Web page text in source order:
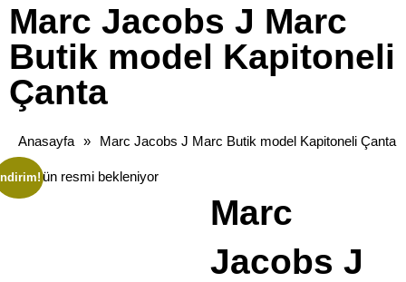
Marc Jacobs J Marc
Butik model Kapitoneli
Çanta
Anasayfa » Marc Jacobs J Marc Butik model Kapitoneli Çanta
Marc
Jacobs J